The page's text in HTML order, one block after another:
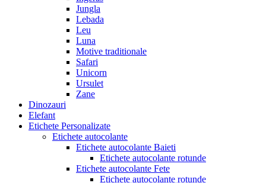
Jungla
Lebada
Leu
Luna
Motive traditionale
Safari
Unicorn
Ursulet
Zane
Dinozauri
Elefant
Etichete Personalizate
Etichete autocolante
Etichete autocolante Baieti
Etichete autocolante rotunde
Etichete autocolante Fete
Etichete autocolante rotunde